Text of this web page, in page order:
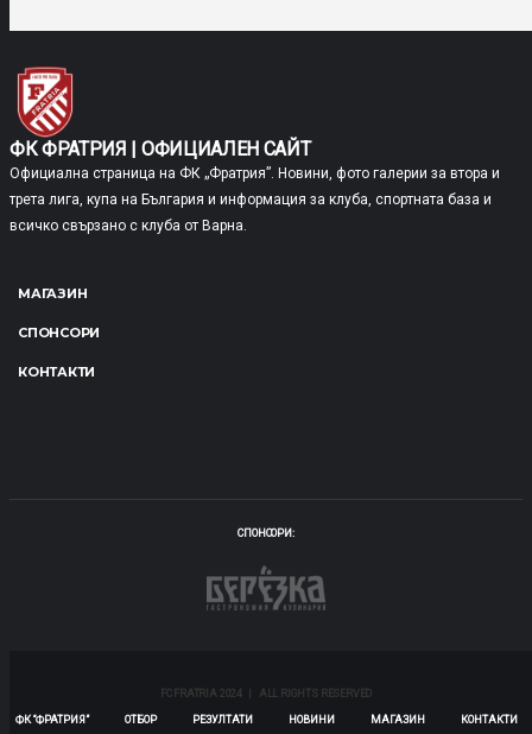
ФК ФРАТРИЯ | ОФИЦИАЛЕН САЙТ
Официална страница на ФК „Фратрия”. Новини, фото галерии за втора и
трета лига, купа на България и информация за клуба, спортната база и
всичко свързано с клуба от Варна.
МАГАЗИН
СПОНСОРИ
КОНТАКТИ
СПОНСОРИ:
FC FRATRIA 2024 | ALL RIGHTS RESERVED
ФК “ФРАТРИЯ” ОТБОР РЕЗУЛТАТИ НОВИНИ МАГАЗИН КОНТАКТИ